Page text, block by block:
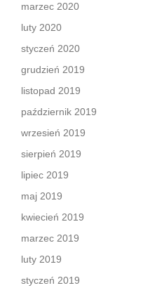
marzec 2020
luty 2020
styczeń 2020
grudzień 2019
listopad 2019
październik 2019
wrzesień 2019
sierpień 2019
lipiec 2019
maj 2019
kwiecień 2019
marzec 2019
luty 2019
styczeń 2019